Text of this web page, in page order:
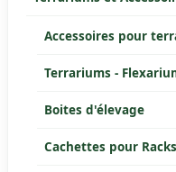
Accessoires pour
Terrariums -
Boites d'élevage
Cachettes pour Racks